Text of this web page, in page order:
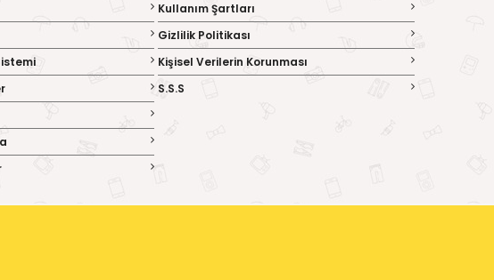
Kullanım Şartları
Gizlilik Politikası
Kişisel Verilerin Korunması
S.S.S